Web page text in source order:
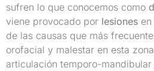
sufren lo que conocemos como
viene provocado por lesiones en
de las causas que más
orofacial y malestar en esta
articulación temporo-mandibular